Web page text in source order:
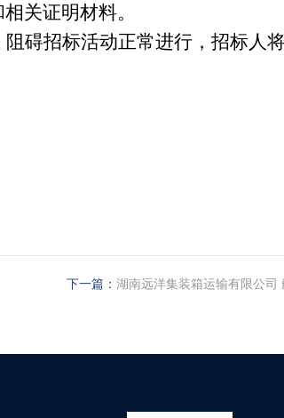
关证明材料。
碍招标活动正常进行，招标人
下一篇： 湖南远洋集装箱运输有限公司